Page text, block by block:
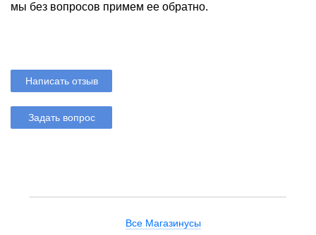
мы без вопросов примем ее обратно.
Написать отзыв
Задать вопрос
Все Магазинусы